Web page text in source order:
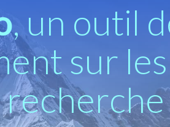
, un outil
sur
recherche